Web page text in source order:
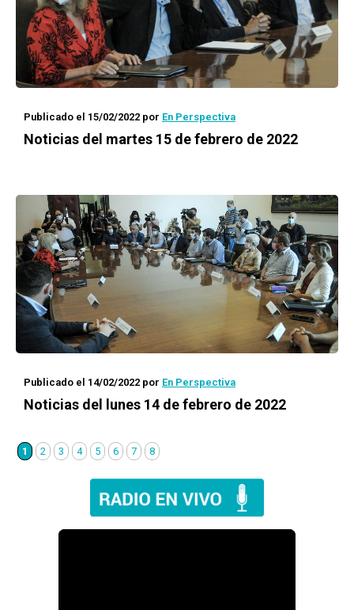
Publicado el 15/02/2022 por En Perspectiva
Noticias del martes 15 de febrero de 2022
Publicado el 14/02/2022 por En Perspectiva
Noticias del lunes 14 de febrero de 2022
1 2 3 4 5 6 7 8